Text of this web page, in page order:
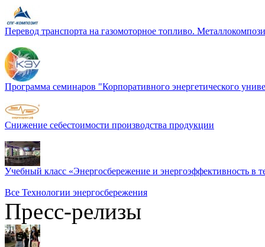
Перевод транспорта на газомоторное топливо.
Программа семинаров "Корпоративного энергетического
Снижение себестоимости производства продукции
Учебный класс «Энергосбережение и энергоэффективность в
Все Технологии энергосбережения
Пресс-релизы